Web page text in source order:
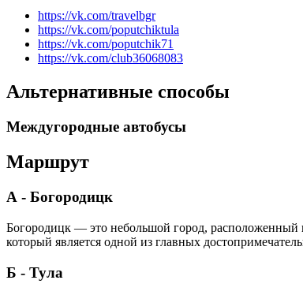
https://vk.com/travelbgr
https://vk.com/poputchiktula
https://vk.com/poputchik71
https://vk.com/club36068083
Альтернативные способы
Междугородные автобусы
Маршрут
А - Богородицк
Богородицк — это небольшой город, расположенный
который является одной из главных
Б - Тула